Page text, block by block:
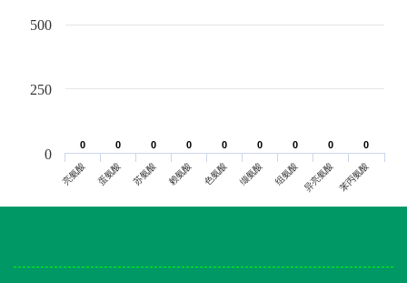
0
0 0
0 0
0 0
0 0
0 0
0 0
0 0
0 0
0
亮氨酸 蛋氨酸 苏氨酸 赖氨酸 色氨酸 缬氨酸 组氨酸 异亮氨酸苯丙氨酸
0
250
500